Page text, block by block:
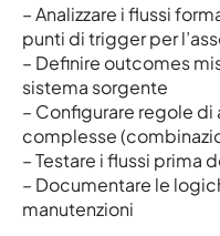
– Analizzare i flussi
punti di trigger per
– Definire outcomes
sistema sorgente
– Configurare regole di
complesse
– Testare i flussi prima
– Documentare le
manutenzioni